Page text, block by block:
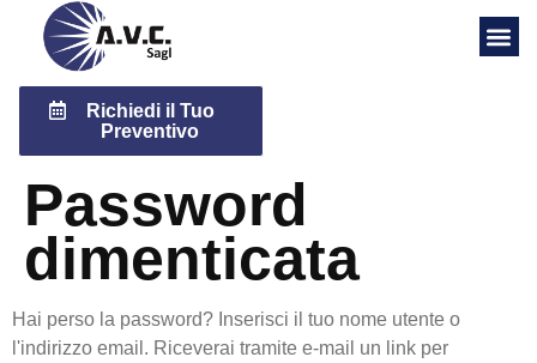
Richiedi il Tuo
Preventivo
Password
dimenticata
Hai perso la password? Inserisci il tuo nome utente o
l'indirizzo email. Riceverai tramite e-mail un link per